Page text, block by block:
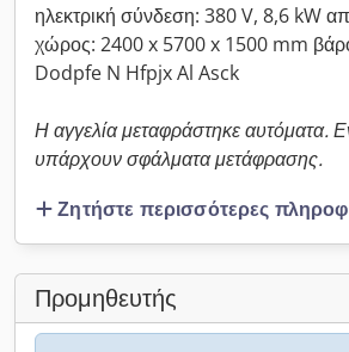
ηλεκτρική σύνδεση: 380 V, 8,6 kW
χώρος: 2400 x 5700 x 1500 mm
Dodpfe N Hfpjx Al Asck
Η αγγελία μεταφράστηκε αυτόματα.
υπάρχουν σφάλματα μετάφρασης.
Ζητήστε περισσότερες
Προμηθευτής